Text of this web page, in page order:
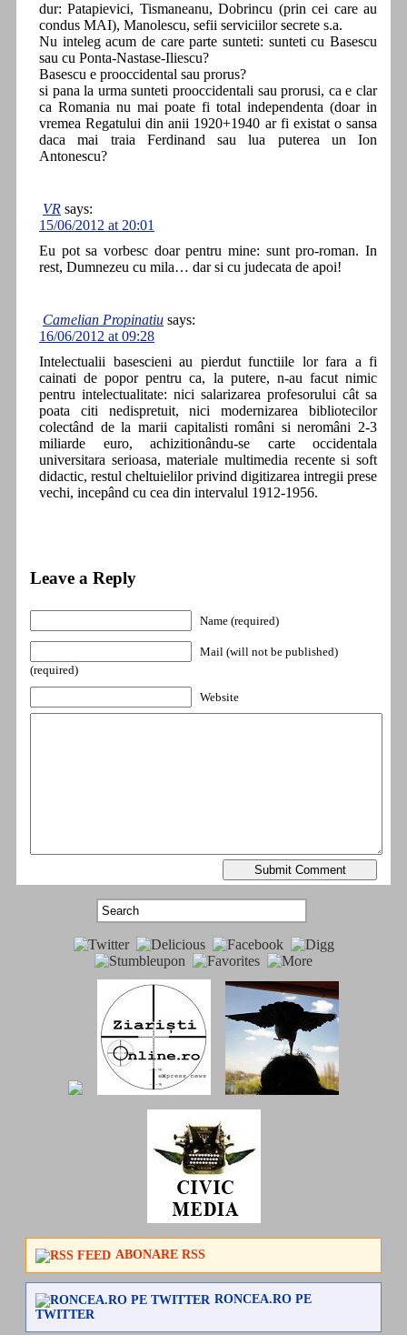
dur: Patapievici, Tismaneanu, Dobrincu (prin cei care au
condus MAI), Manolescu, sefii serviciilor secrete s.a.
Nu inteleg acum de care parte sunteti: sunteti cu Basescu
sau cu Ponta-Nastase-Iliescu?
Basescu e prooccidental sau prorus?
si pana la urma sunteti prooccidentali sau prorusi, ca e clar
ca Romania nu mai poate fi total independenta (doar in
vremea Regatului din anii 1920+1940 ar fi existat o sansa
daca mai traia Ferdinand sau lua puterea un Ion
Antonescu?
VR says:
15/06/2012 at 20:01
Eu pot sa vorbesc doar pentru mine: sunt pro-roman. In
rest, Dumnezeu cu mila… dar si cu judecata de apoi!
Camelian Propinatiu says:
16/06/2012 at 09:28
Intelectualii basescieni au pierdut functiile lor fara a fi
cainati de popor pentru ca, la putere, n-au facut nimic
pentru intelectualitate: nici salarizarea profesorului cât sa
poata citi nedispretuit, nici modernizarea bibliotecilor
colectând de la marii capitalisti români si neromâni 2-3
miliarde euro, achizitionându-se carte occidentala
universitara serioasa, materiale multimedia recente si soft
didactic, restul cheltuielilor privind digitizarea intregii prese
vechi, incepând cu cea din intervalul 1912-1956.
Leave a Reply
Name (required)
Mail (will not be published)
(required)
Website
ABONARE RSS
RONCEA.RO PE
TWITTER